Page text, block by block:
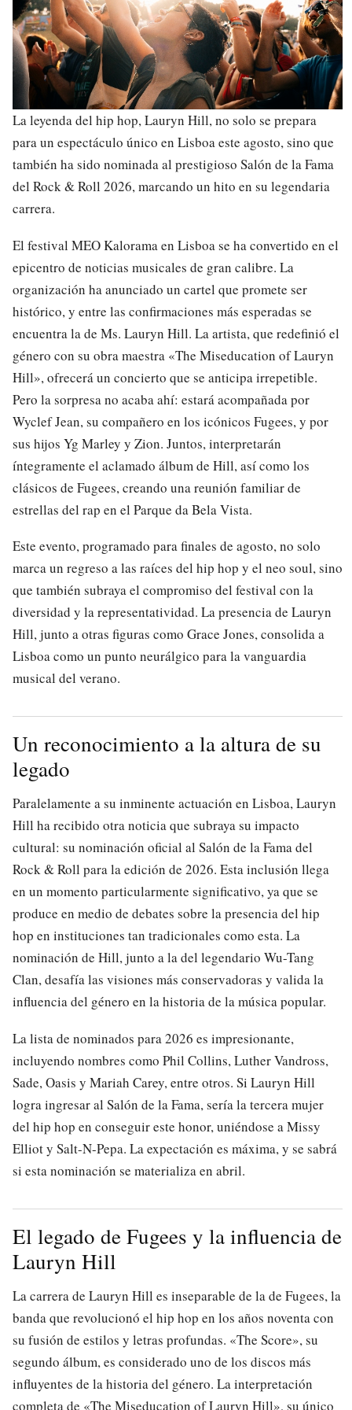
La leyenda del hip hop, Lauryn Hill, no solo se prepara
para un espectáculo único en Lisboa este agosto, sino que
también ha sido nominada al prestigioso Salón de la Fama
del Rock & Roll 2026, marcando un hito en su legendaria
carrera.
El festival MEO Kalorama en Lisboa se ha convertido en el
epicentro de noticias musicales de gran calibre. La
organización ha anunciado un cartel que promete ser
histórico, y entre las confirmaciones más esperadas se
encuentra la de Ms. Lauryn Hill. La artista, que redefinió el
género con su obra maestra «The Miseducation of Lauryn
Hill», ofrecerá un concierto que se anticipa irrepetible.
Pero la sorpresa no acaba ahí: estará acompañada por
Wyclef Jean, su compañero en los icónicos Fugees, y por
sus hijos Yg Marley y Zion. Juntos, interpretarán
íntegramente el aclamado álbum de Hill, así como los
clásicos de Fugees, creando una reunión familiar de
estrellas del rap en el Parque da Bela Vista.
Este evento, programado para finales de agosto, no solo
marca un regreso a las raíces del hip hop y el neo soul, sino
que también subraya el compromiso del festival con la
diversidad y la representatividad. La presencia de Lauryn
Hill, junto a otras figuras como Grace Jones, consolida a
Lisboa como un punto neurálgico para la vanguardia
musical del verano.
Un reconocimiento a la altura de su
legado
Paralelamente a su inminente actuación en Lisboa, Lauryn
Hill ha recibido otra noticia que subraya su impacto
cultural: su nominación oficial al Salón de la Fama del
Rock & Roll para la edición de 2026. Esta inclusión llega
en un momento particularmente significativo, ya que se
produce en medio de debates sobre la presencia del hip
hop en instituciones tan tradicionales como esta. La
nominación de Hill, junto a la del legendario Wu-Tang
Clan, desafía las visiones más conservadoras y valida la
influencia del género en la historia de la música popular.
La lista de nominados para 2026 es impresionante,
incluyendo nombres como Phil Collins, Luther Vandross,
Sade, Oasis y Mariah Carey, entre otros. Si Lauryn Hill
logra ingresar al Salón de la Fama, sería la tercera mujer
del hip hop en conseguir este honor, uniéndose a Missy
Elliot y Salt-N-Pepa. La expectación es máxima, y se sabrá
si esta nominación se materializa en abril.
El legado de Fugees y la influencia de
Lauryn Hill
La carrera de Lauryn Hill es inseparable de la de Fugees, la
banda que revolucionó el hip hop en los años noventa con
su fusión de estilos y letras profundas. «The Score», su
segundo álbum, es considerado uno de los discos más
influyentes de la historia del género. La interpretación
completa de «The Miseducation of Lauryn Hill», su único